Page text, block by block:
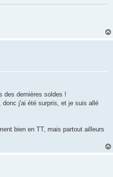
des dernières soldes !
j'ai été surpris, et je suis allé
bien en TT, mais partout ailleurs